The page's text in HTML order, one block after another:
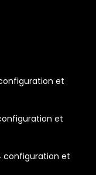
et
et
configuration et